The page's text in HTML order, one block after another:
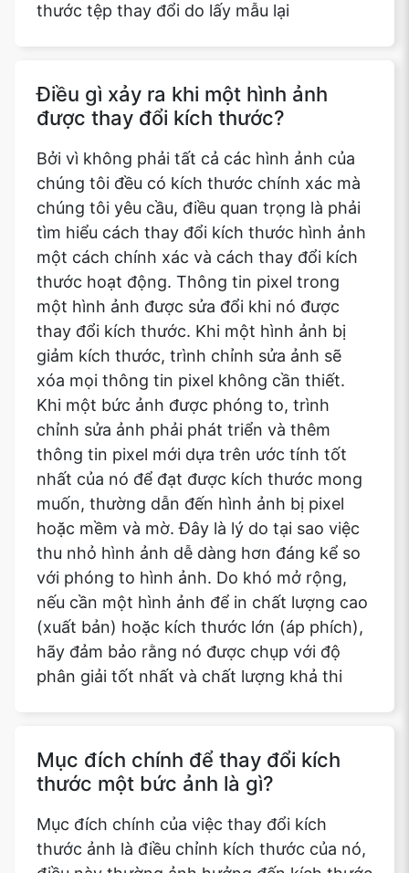
thước tệp thay đổi do lấy mẫu lại
Điều gì xảy ra khi một hình ảnh
được thay đổi kích thước?
Bởi vì không phải tất cả các hình ảnh của
chúng tôi đều có kích thước chính xác mà
chúng tôi yêu cầu, điều quan trọng là phải
tìm hiểu cách thay đổi kích thước hình ảnh
một cách chính xác và cách thay đổi kích
thước hoạt động. Thông tin pixel trong
một hình ảnh được sửa đổi khi nó được
thay đổi kích thước. Khi một hình ảnh bị
giảm kích thước, trình chỉnh sửa ảnh sẽ
xóa mọi thông tin pixel không cần thiết.
Khi một bức ảnh được phóng to, trình
chỉnh sửa ảnh phải phát triển và thêm
thông tin pixel mới dựa trên ước tính tốt
nhất của nó để đạt được kích thước mong
muốn, thường dẫn đến hình ảnh bị pixel
hoặc mềm và mờ. Đây là lý do tại sao việc
thu nhỏ hình ảnh dễ dàng hơn đáng kể so
với phóng to hình ảnh. Do khó mở rộng,
nếu cần một hình ảnh để in chất lượng cao
(xuất bản) hoặc kích thước lớn (áp phích),
hãy đảm bảo rằng nó được chụp với độ
phân giải tốt nhất và chất lượng khả thi
Mục đích chính để thay đổi kích
thước một bức ảnh là gì?
Mục đích chính của việc thay đổi kích
thước ảnh là điều chỉnh kích thước của nó,